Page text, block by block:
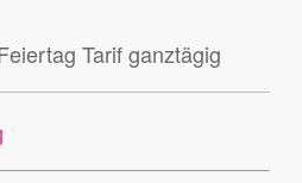
Tarif ganztägig